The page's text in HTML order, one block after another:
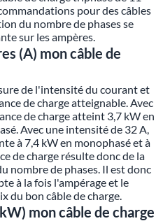
pour des câbles
du nombre de phases se
sur les ampères.
(A) mon câble de
de l'intensité du courant et
de charge atteignable. Avec
de charge atteint 3,7 kW en
Avec une intensité de 32 A,
à 7,4 kW en monophasé et à
de charge résulte donc de la
nombre de phases. Il est donc
à la fois l'ampérage et le
du bon câble de charge.
mon câble de charge